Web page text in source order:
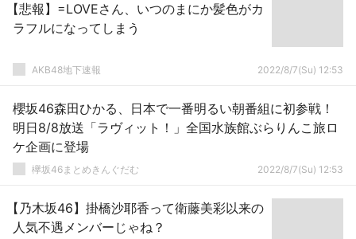
【悲報】=LOVEさん、いつのまにか髪色がカ
ラフルになってしまう
AKB48地下速報 2022/8/7(Su) 12:53
櫻坂46森田ひかる、日本で一番明るい朝番組に初参戦！
明日8/8放送「ラヴィット！」全国水族館ぶらりんこ旅ロ
ケ企画に登場
欅坂46まとめきんぐだむ 2022/8/7(Su) 12:53
【乃木坂46】掛橋沙耶香って衛藤美彩以来の
人気不遇メンバーじゃね？